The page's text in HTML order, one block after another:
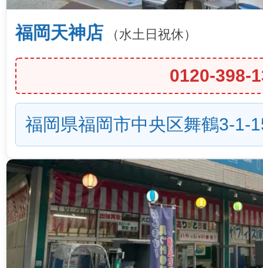
福岡天神店 （水土日祝休）
0120-398-
福岡県福岡市中央区舞鶴3-1-